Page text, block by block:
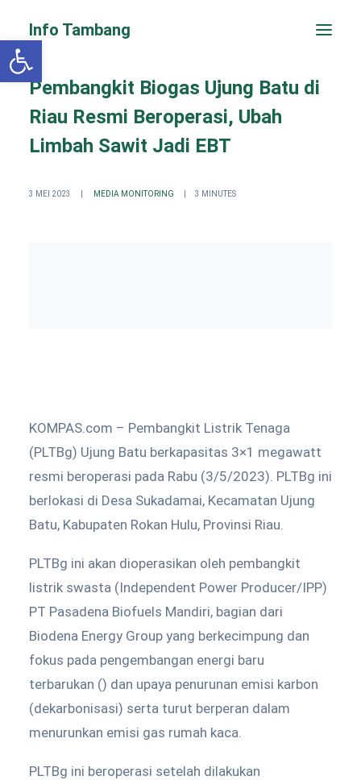
Info Tambang
Pembangkit Biogas Ujung Batu di
Riau Resmi Beroperasi, Ubah
Limbah Sawit Jadi EBT
3 MEI 2023 MEDIA MONITORING 3 MINUTES
KOMPAS.com – Pembangkit Listrik Tenaga
(PLTBg) Ujung Batu berkapasitas 3×1 megawatt
resmi beroperasi pada Rabu (3/5/2023). PLTBg ini
berlokasi di Desa Sukadamai, Kecamatan Ujung
Batu, Kabupaten Rokan Hulu, Provinsi Riau.
PLTBg ini akan dioperasikan oleh pembangkit
listrik swasta (Independent Power Producer/IPP)
PT Pasadena Biofuels Mandiri, bagian dari
Biodena Energy Group yang berkecimpung dan
fokus pada pengembangan energi baru
terbarukan () dan upaya penurunan emisi karbon
(dekarbonisasi) serta turut berperan dalam
menurunkan emisi gas rumah kaca.
PLTBg ini beroperasi setelah dilakukan
Open toolbar